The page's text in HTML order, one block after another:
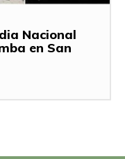
Nacional
en San